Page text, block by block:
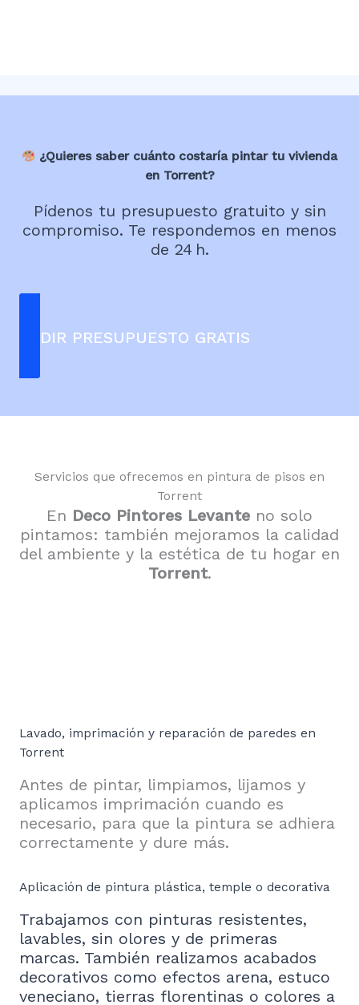
¿Quieres saber cuánto costaría pintar tu vivienda
en Torrent?
Pídenos tu presupuesto gratuito y sin
compromiso. Te respondemos en menos
de 24 h.
PEDIR PRESUPUESTO GRATIS
Servicios que ofrecemos en pintura de pisos en
Torrent
En Deco Pintores Levante no solo
pintamos: también mejoramos la calidad
del ambiente y la estética de tu hogar en
Torrent.
Lavado, imprimación y reparación de paredes en
Torrent
Antes de pintar, limpiamos, lijamos y
aplicamos imprimación cuando es
necesario, para que la pintura se adhiera
correctamente y dure más.
Aplicación de pintura plástica, temple o decorativa
Trabajamos con pinturas resistentes,
lavables, sin olores y de primeras
marcas. También realizamos acabados
decorativos como efectos arena, estuco
veneciano, tierras florentinas o colores a